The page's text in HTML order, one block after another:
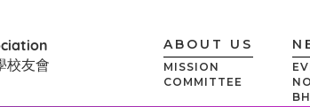
校友會
ABOUT US
MISSION
COMMITTEE